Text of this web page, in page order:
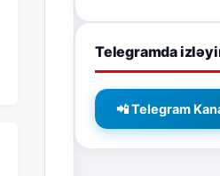
Telegramda
📲 Telegram